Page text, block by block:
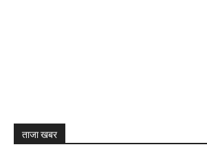
ताजा खबर